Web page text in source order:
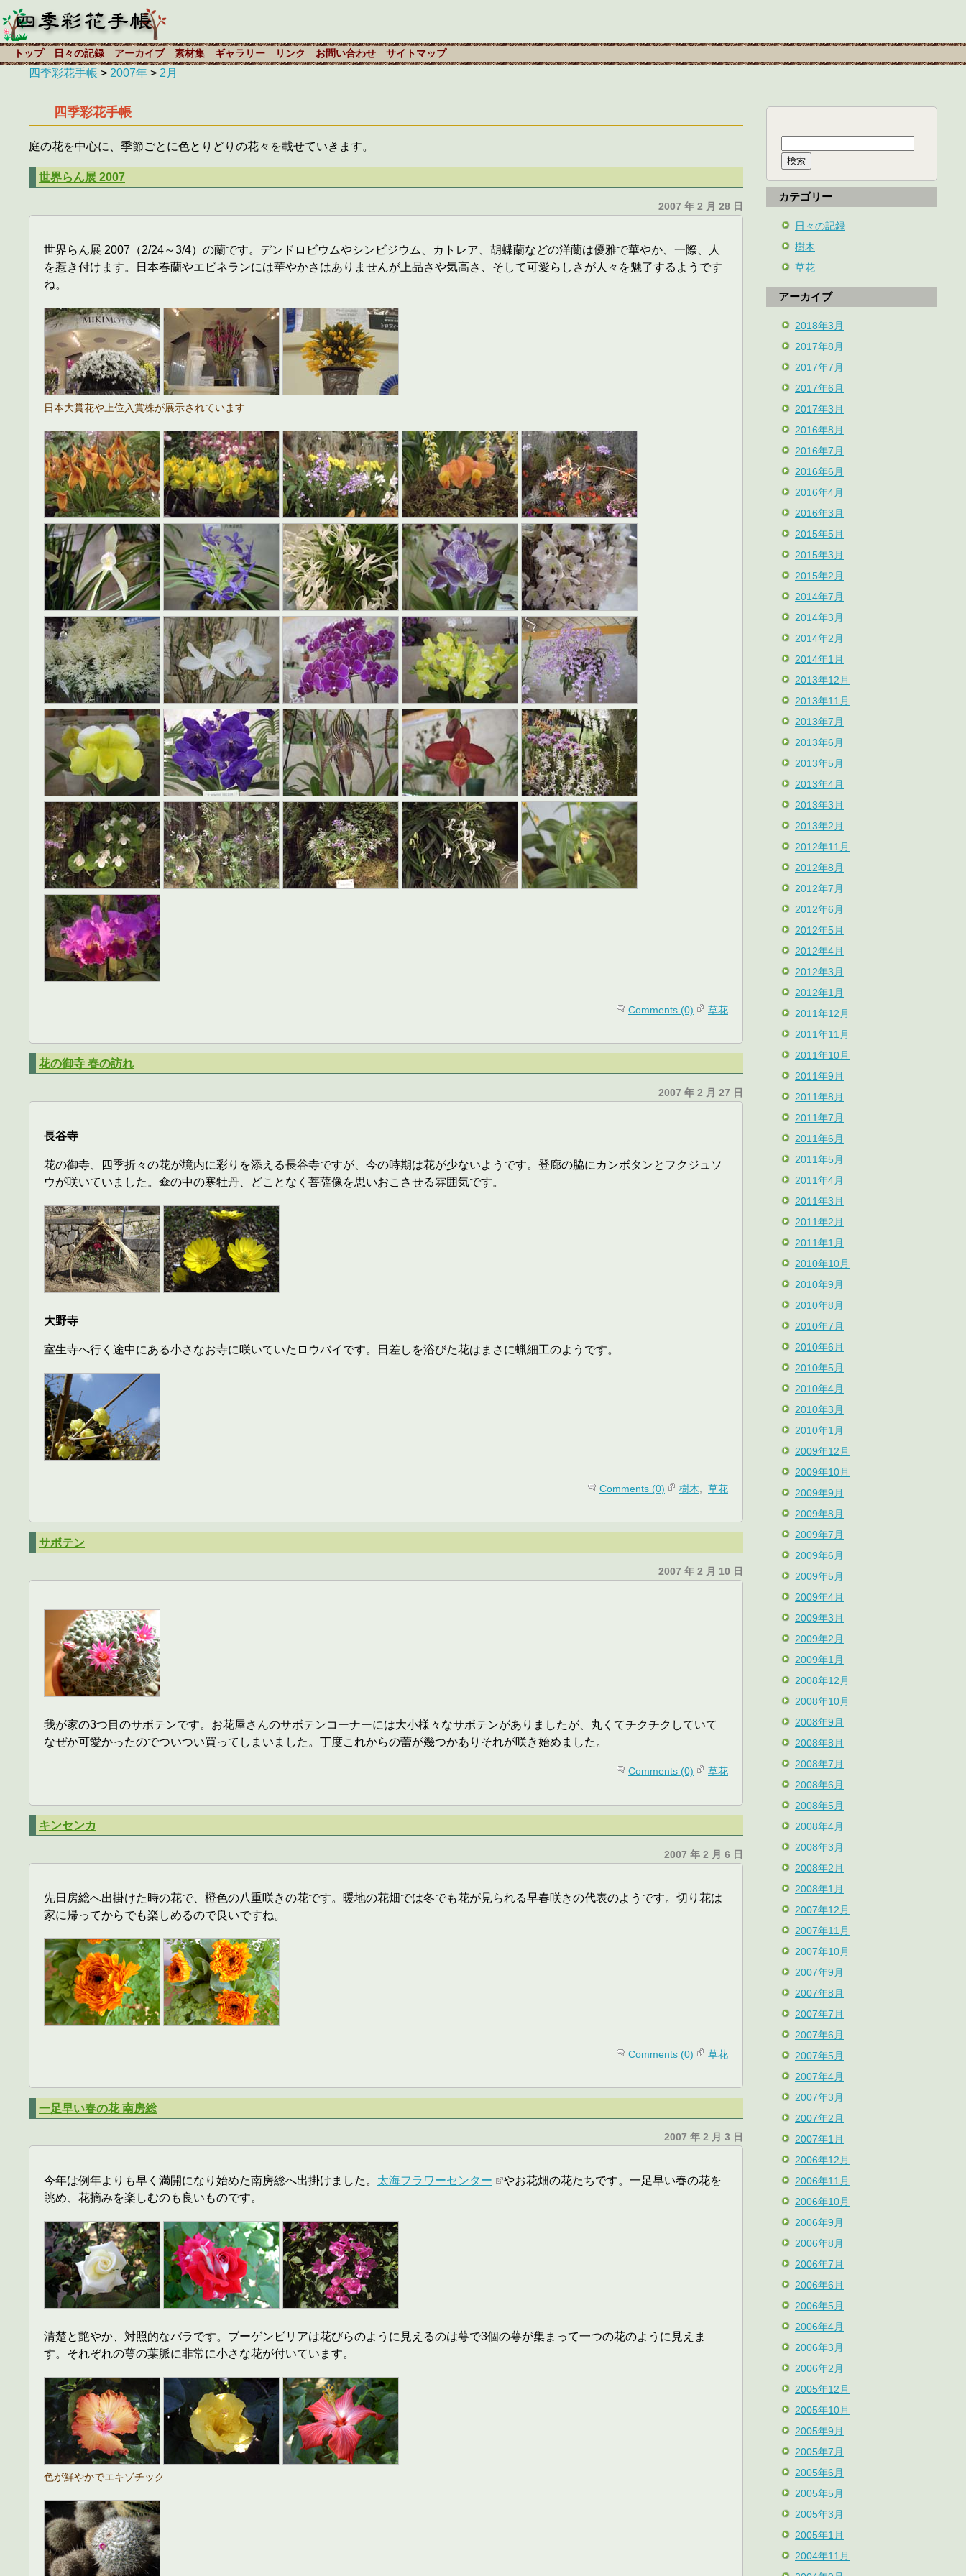
トップ 日々の記録 アーカイブ 素材集 ギャラリー リンク お問い合わせ サイトマップ
四季彩花手帳 > 2007年 > 2月
四季彩花手帳
庭の花を中心に、季節ごとに色とりどりの花々を載せていきます。
世界らん展 2007
2007 年 2 月 28 日
世界らん展 2007（2/24～3/4）の蘭です。デンドロビウムやシンビジウム、カトレア、胡蝶蘭などの洋蘭は優雅で華やか、一際、人
を惹き付けます。日本春蘭やエビネランには華やかさはありませんが上品さや気高さ、そして可愛らしさが人々を魅了するようです
ね。
日本大賞花や上位入賞株が展示されています
Comments (0) 草花
花の御寺 春の訪れ
2007 年 2 月 27 日
長谷寺
花の御寺、四季折々の花が境内に彩りを添える長谷寺ですが、今の時期は花が少ないようです。登廊の脇にカンボタンとフクジュソ
ウが咲いていました。傘の中の寒牡丹、どことなく菩薩像を思いおこさせる雰囲気です。
大野寺
室生寺へ行く途中にある小さなお寺に咲いていたロウバイです。日差しを浴びた花はまさに蝋細工のようです。
Comments (0) 樹木 草花
サボテン
2007 年 2 月 10 日
我が家の3つ目のサボテンです。お花屋さんのサボテンコーナーには大小様々なサボテンがありましたが、丸くてチクチクしていて
なぜか可愛かったのでついつい買ってしまいました。丁度これからの蕾が幾つかありそれが咲き始めました。
Comments (0) 草花
キンセンカ
2007 年 2 月 6 日
先日房総へ出掛けた時の花で、橙色の八重咲きの花です。暖地の花畑では冬でも花が見られる早春咲きの代表のようです。切り花は
家に帰ってからでも楽しめるので良いですね。
Comments (0) 草花
一足早い春の花 南房総
2007 年 2 月 3 日
今年は例年よりも早く満開になり始めた南房総へ出掛けました。 太海フラワーセンター
やお花畑の花たちです。一足早い春の花を
眺め、花摘みを楽しむのも良いものです。
清楚と艶やか、対照的なバラです。ブーゲンビリアは花びらのように見えるのは萼で3個の萼が集まって一つの花のように見えま
す。それぞれの萼の葉脈に非常に小さな花が付いています。
色が鮮やかでエキゾチック
カテゴリー
日々の記録
樹木
草花
アーカイブ
2018年3月
2017年8月
2017年7月
2017年6月
2017年3月
2016年8月
2016年7月
2016年6月
2016年4月
2016年3月
2015年5月
2015年3月
2015年2月
2014年7月
2014年3月
2014年2月
2014年1月
2013年12月
2013年11月
2013年7月
2013年6月
2013年5月
2013年4月
2013年3月
2013年2月
2012年11月
2012年8月
2012年7月
2012年6月
2012年5月
2012年4月
2012年3月
2012年1月
2011年12月
2011年11月
2011年10月
2011年9月
2011年8月
2011年7月
2011年6月
2011年5月
2011年4月
2011年3月
2011年2月
2011年1月
2010年10月
2010年9月
2010年8月
2010年7月
2010年6月
2010年5月
2010年4月
2010年3月
2010年1月
2009年12月
2009年10月
2009年9月
2009年8月
2009年7月
2009年6月
2009年5月
2009年4月
2009年3月
2009年2月
2009年1月
2008年12月
2008年10月
2008年9月
2008年8月
2008年7月
2008年6月
2008年5月
2008年4月
2008年3月
2008年2月
2008年1月
2007年12月
2007年11月
2007年10月
2007年9月
2007年8月
2007年7月
2007年6月
2007年5月
2007年4月
2007年3月
2007年2月
2007年1月
2006年12月
2006年11月
2006年10月
2006年9月
2006年8月
2006年7月
2006年6月
2006年5月
2006年4月
2006年3月
2006年2月
2005年12月
2005年10月
2005年9月
2005年7月
2005年6月
2005年5月
2005年3月
2005年1月
2004年11月